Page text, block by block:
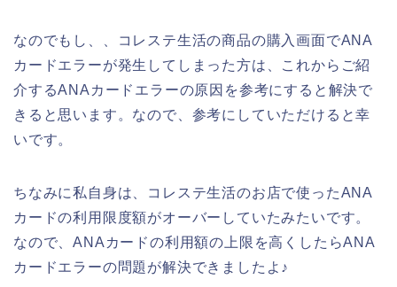
なのでもし、、コレステ生活の商品の購入画面でANA
カードエラーが発生してしまった方は、これからご紹
介するANAカードエラーの原因を参考にすると解決で
きると思います。なので、参考にしていただけると幸
いです。
ちなみに私自身は、コレステ生活のお店で使ったANA
カードの利用限度額がオーバーしていたみたいです。
なので、ANAカードの利用額の上限を高くしたらANA
カードエラーの問題が解決できましたよ♪